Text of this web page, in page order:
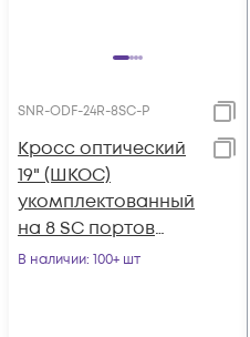
SNR-ODF-24R-8SC-P
Кросс оптический
19" (ШКОС)
укомплектованный
на 8 SC портов
(комплект с
В наличии: 100+ шт